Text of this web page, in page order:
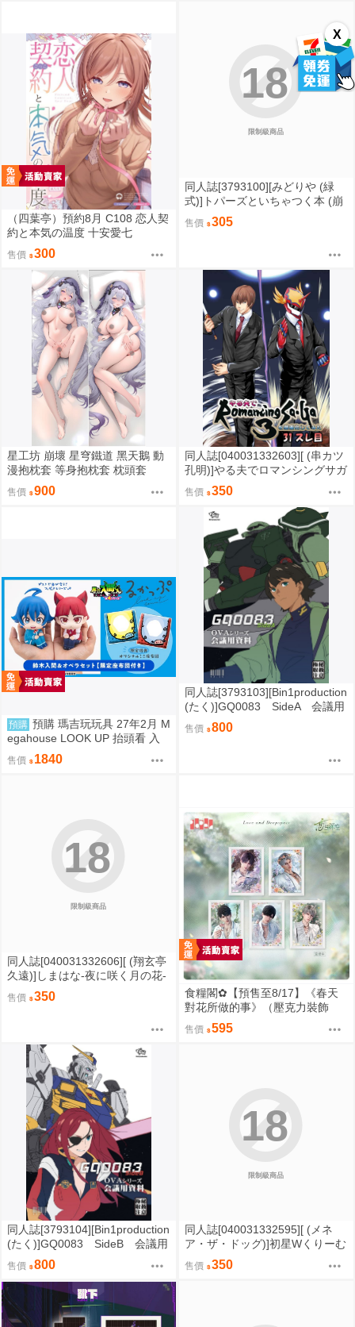
X
（四葉亭）預約8月 C108 恋人契
約と本気の温度 十安愛七
售價 300
限制級商品
18
同人誌[3793100][みどりや (緑
式)]トパーズといちゃつく本 (崩
壞星穹鐵道 )
售價 305
星工坊 崩壞 星穹鐵道 黑天鵝 動
漫抱枕套 等身抱枕套 枕頭套
售價 900
同人誌[040031332603][ (串カツ
孔明)]やる夫でロマンシングサガ
３を漫画化してみた31スレ目 (2
channel)やる夫 やらない夫
售價 350
預購 預購 瑪吉玩玩具 27年2月 M
egahouse LOOK UP 抬頭看 入
間同學入魔了！鈴木入間 歐佩拉
0813
售價 1840
同人誌[3793103][Bin1production
(たく)]GQ0083 SideA 会議用
資料 v3.50 (鋼彈GQuuuuuuX)
售價 800
限制級商品
18
同人誌[040031332606][ (翔玄亭
久遠)]しまはな-夜に咲く月の花-
(艦隊收藏)花月
售價 350
食糧閣✿【預售至8/17】《春天
對花所做的事》（壓克力裝飾
畫）戀與深空／沈星回／祁煜／
黎深／秦徹／夏以晝／疊紙
售價 595
同人誌[3793104][Bin1production
(たく)]GQ0083 SideB 会議用
資料 v3.50 (鋼彈GQuuuuuuX)
售價 800
限制級商品
18
同人誌[040031332595][ (メネ
ア・ザ・ドッグ)]初星Wくりーむ
ぱい (學園偶像大師)花海咲季 花
海佑芽
售價 350